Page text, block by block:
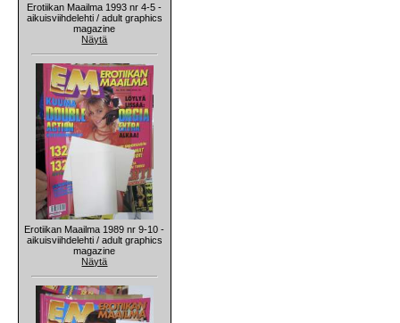
Erotiikan Maailma 1993 nr 4-5 -
aikuisviihdelehti / adult graphics
magazine
Näytä
Erotiikan Maailma 1989 nr 9-10 -
aikuisviihdelehti / adult graphics
magazine
Näytä